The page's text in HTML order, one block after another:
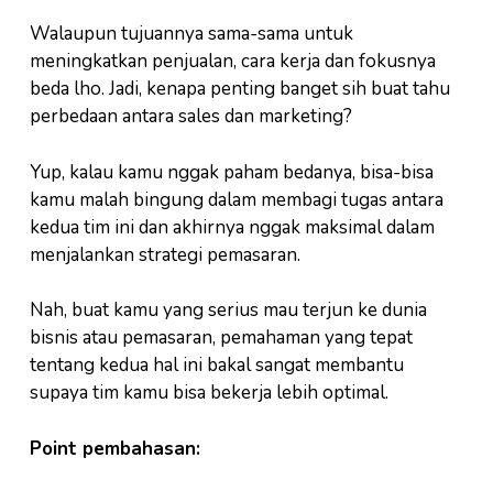
Walaupun tujuannya sama-sama untuk
meningkatkan penjualan, cara kerja dan fokusnya
beda lho. Jadi, kenapa penting banget sih buat tahu
perbedaan antara sales dan marketing?
Yup, kalau kamu nggak paham bedanya, bisa-bisa
kamu malah bingung dalam membagi tugas antara
kedua tim ini dan akhirnya nggak maksimal dalam
menjalankan strategi pemasaran.
Nah, buat kamu yang serius mau terjun ke dunia
bisnis atau pemasaran, pemahaman yang tepat
tentang kedua hal ini bakal sangat membantu
supaya tim kamu bisa bekerja lebih optimal.
Point pembahasan: